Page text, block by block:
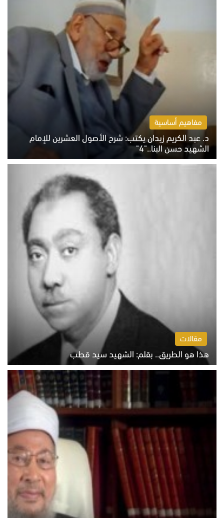
مفاهيم أساسية
د. عبد الكريم زيدان يكتب: شرح الأصول العشرين للإمام
الشهيد حسن البنا.."4"
الخميس 6 أغسطس 2026 10:27 ص
مقالات
هذا هو الطريق.. بقلم: الشهيد سيد قطب
الخميس 6 أغسطس 2026 10:52 ص